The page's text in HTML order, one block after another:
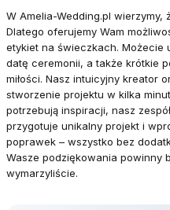
W Amelia-Wedding.pl wierzymy,
Dlatego oferujemy Wam
etykiet na świeczkach. Możecie
datę ceremonii, a także krótkie
miłości. Nasz intuicyjny kreator
stworzenie projektu w kilka
potrzebują inspiracji, nasz
przygotuje unikalny projekt i
poprawek – wszystko bez
Wasze podziękowania powinny
wymarzyliście.